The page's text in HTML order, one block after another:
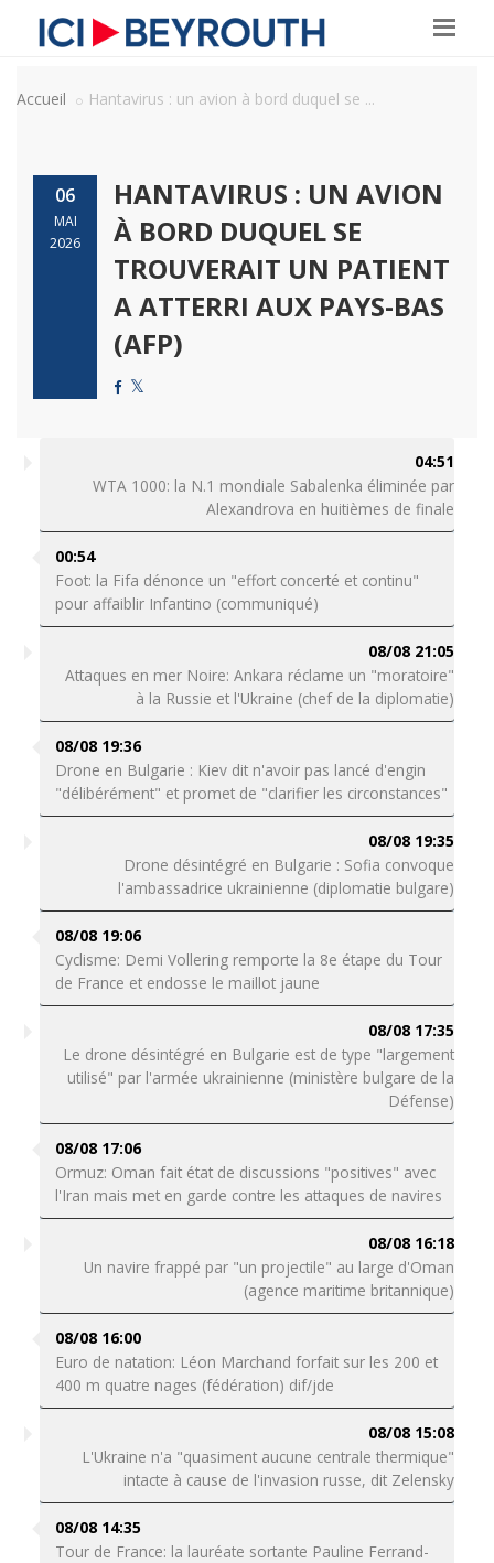
Accueil Hantavirus : un avion à bord duquel se ...
06
MAI
2026
HANTAVIRUS : UN AVION
À BORD DUQUEL SE
TROUVERAIT UN PATIENT
A ATTERRI AUX PAYS-BAS
(AFP)
04:51
WTA 1000: la N.1 mondiale Sabalenka éliminée par
Alexandrova en huitièmes de finale
00:54
Foot: la Fifa dénonce un "effort concerté et continu"
pour affaiblir Infantino (communiqué)
08/08 21:05
Attaques en mer Noire: Ankara réclame un "moratoire"
à la Russie et l'Ukraine (chef de la diplomatie)
08/08 19:36
Drone en Bulgarie : Kiev dit n'avoir pas lancé d'engin
"délibérément" et promet de "clarifier les circonstances"
08/08 19:35
Drone désintégré en Bulgarie : Sofia convoque
l'ambassadrice ukrainienne (diplomatie bulgare)
08/08 19:06
Cyclisme: Demi Vollering remporte la 8e étape du Tour
de France et endosse le maillot jaune
08/08 17:35
Le drone désintégré en Bulgarie est de type "largement
utilisé" par l'armée ukrainienne (ministère bulgare de la
Défense)
08/08 17:06
Ormuz: Oman fait état de discussions "positives" avec
l'Iran mais met en garde contre les attaques de navires
08/08 16:18
Un navire frappé par "un projectile" au large d'Oman
(agence maritime britannique)
08/08 16:00
Euro de natation: Léon Marchand forfait sur les 200 et
400 m quatre nages (fédération) dif/jde
08/08 15:08
L'Ukraine n'a "quasiment aucune centrale thermique"
intacte à cause de l'invasion russe, dit Zelensky
08/08 14:35
Tour de France: la lauréate sortante Pauline Ferrand-